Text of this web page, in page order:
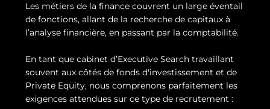
Les métiers de la finance couvrent un large éventail
de fonctions, allant de la recherche de capitaux à
l’analyse financière, en passant par la comptabilité.
En tant que cabinet d’Executive Search travaillant
souvent aux côtés de fonds d'investissement et de
Private Equity, nous comprenons parfaitement les
exigences attendues sur ce type de recrutement :